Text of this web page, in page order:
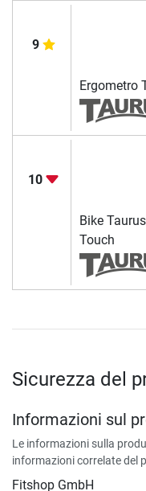
9
Ergometro
10
Bike
Touch
Sicurezza del
Informazioni sul
Le informazioni sulla
informazioni correlate del
Fitshop GmbH